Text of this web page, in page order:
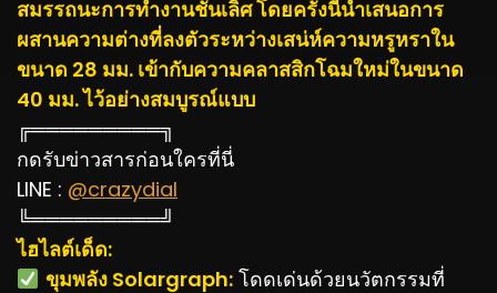
สมรรถนะการทำงานชั้นเลิศ โดยครั้งนี้นำเสนอการ
ผสานความต่างที่ลงตัวระหว่างเสน่ห์ความหรูหราใน
ขนาด 28 มม. เข้ากับความคลาสสิกโฉมใหม่ในขนาด
40 มม. ไว้อย่างสมบูรณ์แบบ
╔═════════╗
กดรับข่าวสารก่อนใครที่นี่
LINE : @crazydial
╚═════════╝
ไฮไลต์เด็ด:
ขุมพลัง Solargraph:โดดเด่นด้วยนวัตกรรมที่